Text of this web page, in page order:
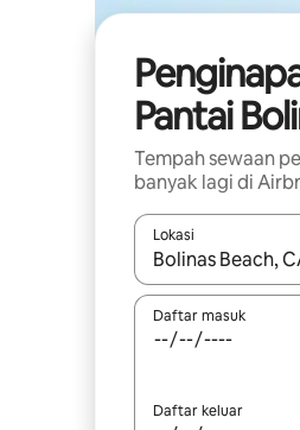
Pantai
Tempah sewaan
banyak lagi di
Lokasi
Apabila hasil
Daftar masuk
Daftar keluar